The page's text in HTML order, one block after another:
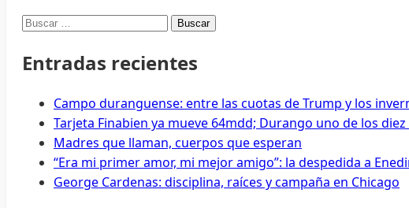
Buscar:
Entradas recientes
Campo duranguense: entre las cuotas de Trump y los
Tarjeta Finabien ya mueve 64mdd; Durango uno de los
Madres que llaman, cuerpos que esperan
“Era mi primer amor, mi mejor amigo”: la despedida a
George Cardenas: disciplina, raíces y campaña en Chicago